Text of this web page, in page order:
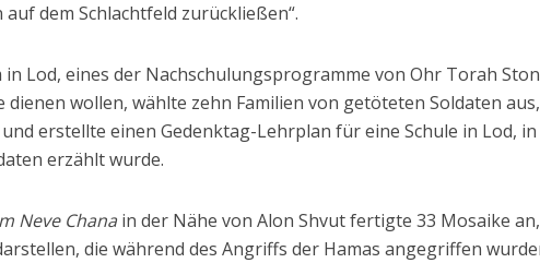
dem Schlachtfeld zurückließen“.
in Lod, eines der Nachschulungsprogramme von Ohr Torah
dienen wollen, wählte zehn Familien von getöteten Soldaten aus,
erstellte einen Gedenktag-Lehrplan für eine Schule in Lod, in
erzählt wurde.
Neve Chana in der Nähe von Alon Shvut fertigte 33 Mosaike
die während des Angriffs der Hamas angegriffen